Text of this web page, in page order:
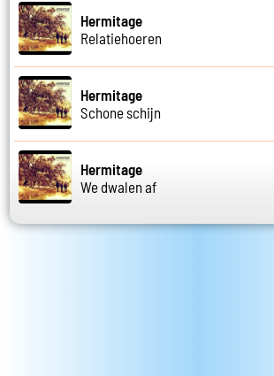
Hermitage
Relatiehoeren
Hermitage
Schone schijn
Hermitage
We dwalen af